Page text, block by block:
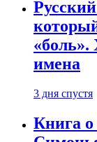
имена
3 дня спустя
Книга о